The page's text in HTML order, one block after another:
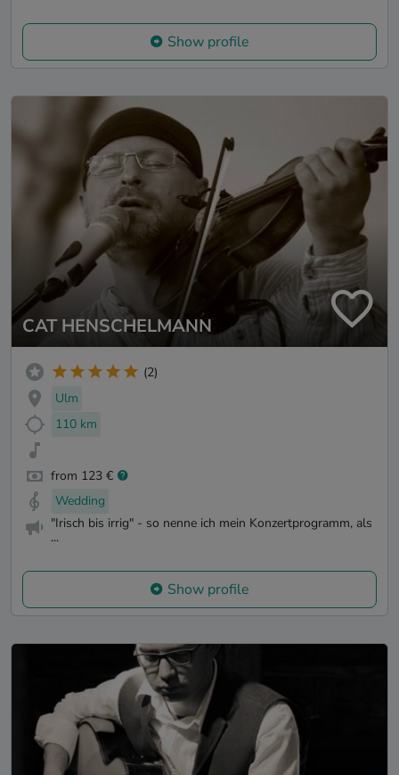
Show profile
CAT HENSCHELMANN
(2)
Ulm
110 km
from 123 €
Wedding
"Irisch bis irrig" - so nenne ich mein Konzertprogramm, als
...
Show profile